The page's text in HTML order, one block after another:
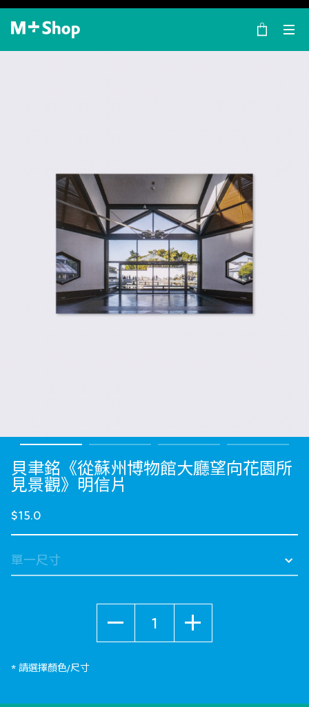
×
M+ Shop
貝聿銘《從蘇州博物館大廳望向花園所
見景觀》明信片
$15.0
* 請選擇顏色/尺寸